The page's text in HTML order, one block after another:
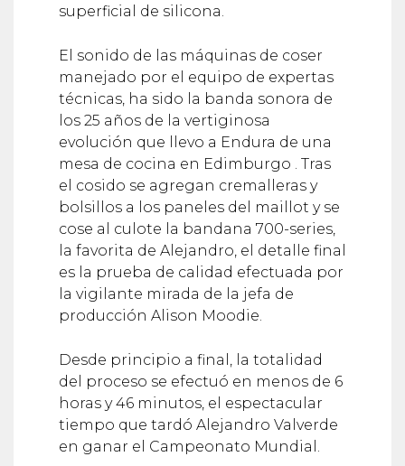
superficial de silicona.
El sonido de las máquinas de coser
manejado por el equipo de expertas
técnicas, ha sido la banda sonora de
los 25 años de la vertiginosa
evolución que llevo a Endura de una
mesa de cocina en Edimburgo . Tras
el cosido se agregan cremalleras y
bolsillos a los paneles del maillot y se
cose al culote la bandana 700-series,
la favorita de Alejandro, el detalle final
es la prueba de calidad efectuada por
la vigilante mirada de la jefa de
producción Alison Moodie.
Desde principio a final, la totalidad
del proceso se efectuó en menos de 6
horas y 46 minutos, el espectacular
tiempo que tardó Alejandro Valverde
en ganar el Campeonato Mundial.